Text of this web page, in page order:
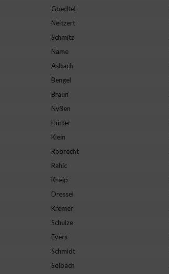
Goedtel
Neitzert
Schmitz
Name
Asbach
Bengel
Braun
Nyßen
Hürter
Klein
Robrecht
Rahic
Kneip
Dressel
Kremer
Schulze
Evers
Schmidt
Solbach
zur Auswahl von Inhalten